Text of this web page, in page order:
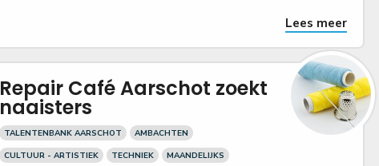
Lees meer
Repair Café Aarschot zoekt
naaisters
TALENTENBANK AARSCHOT
AMBACHTEN
CULTUUR - ARTISTIEK
TECHNIEK MAANDELIJKS